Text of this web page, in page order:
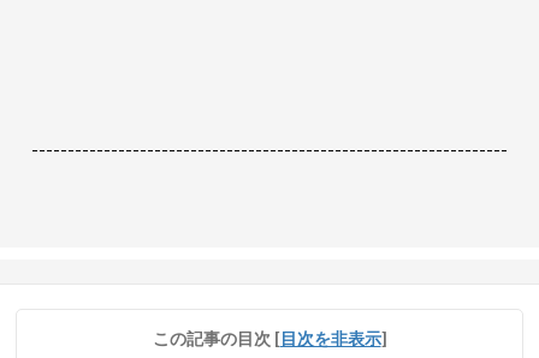
------------------------------------------------------------------
この記事の目次 [目次を非表示]